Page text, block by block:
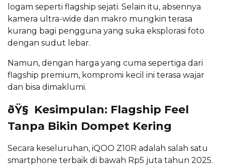
logam seperti flagship sejati. Selain itu, absennya
kamera ultra-wide dan makro mungkin terasa
kurang bagi pengguna yang suka eksplorasi foto
dengan sudut lebar.
Namun, dengan harga yang cuma sepertiga dari
flagship premium, kompromi kecil ini terasa wajar
dan bisa dimaklumi.
ðŸ§ Kesimpulan: Flagship Feel
Tanpa Bikin Dompet Kering
Secara keseluruhan, iQOO Z10R adalah salah satu
smartphone terbaik di bawah Rp5 juta tahun 2025.